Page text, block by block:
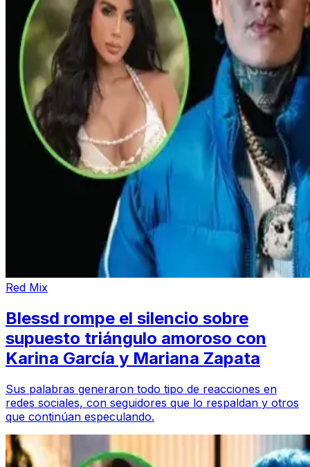
Red Mix
Blessd rompe el silencio sobre
supuesto triángulo amoroso con
Karina García y Mariana Zapata
Sus palabras generaron todo tipo de reacciones en
redes sociales, con seguidores que lo respaldan y otros
que continúan especulando.